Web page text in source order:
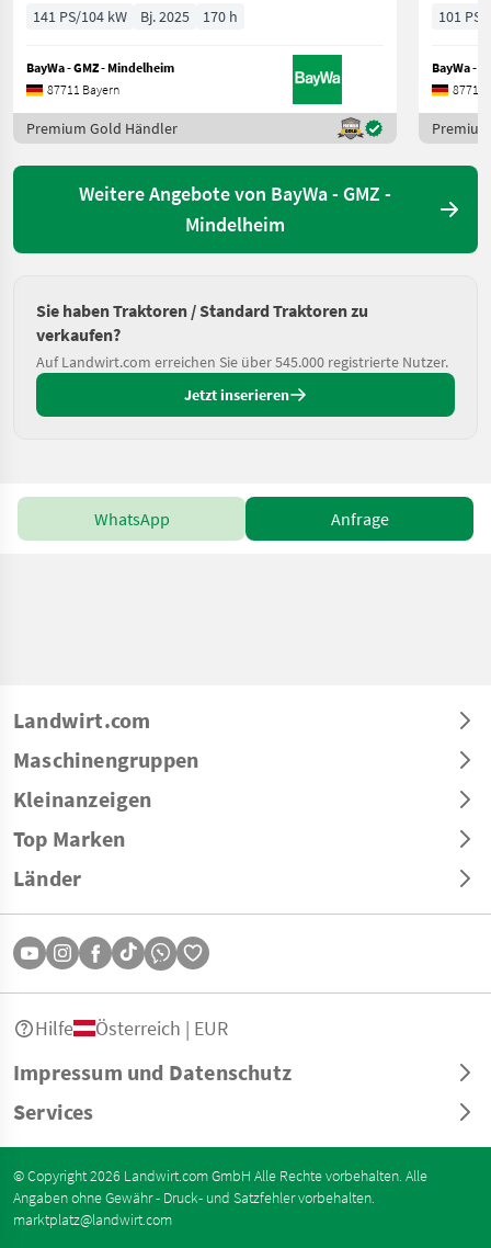
141 PS/104 kW Bj. 2025 170 h
BayWa - GMZ - Mindelheim
87711 Bayern
Premium Gold Händler
101 PS/
BayWa -
87711
Weitere Angebote von BayWa - GMZ -
Mindelheim
Sie haben Traktoren / Standard Traktoren zu
verkaufen?
Auf Landwirt.com erreichen Sie über 545.000 registrierte Nutzer.
Jetzt inserieren
WhatsApp Anfrage
Landwirt.com
Maschinengruppen
Kleinanzeigen
Top Marken
Länder
Impressum und Datenschutz
Services
Hilfe Österreich | EUR
© Copyright 2026 Landwirt.com GmbH Alle Rechte vorbehalten. Alle
Angaben ohne Gewähr - Druck- und Satzfehler vorbehalten.
marktplatz@landwirt.com